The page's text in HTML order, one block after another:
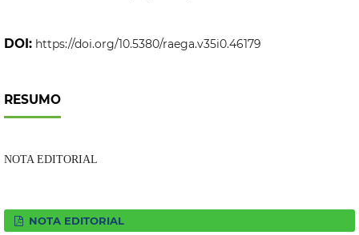
DOI: https://doi.org/10.5380/raega.v35i0.46179
RESUMO
NOTA EDITORIAL
NOTA EDITORIAL